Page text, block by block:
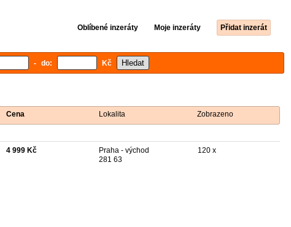
Oblíbené inzeráty Moje inzeráty Přidat inzerát
- do: Kč
Cena Lokalita Zobrazeno
4 999 Kč
Praha - východ
281 63
120 x